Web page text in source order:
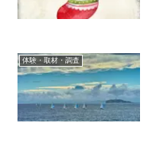
体験・取材・調査